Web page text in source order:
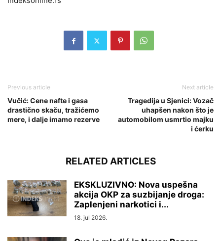
Previous article
Vučić: Cene nafte i gasa
drastično skaču, tražićemo
mere, i dalje imamo rezerve
Next article
Tragedija u Sjenici: Vozač
uhapšen nakon što je
automobilom usmrtio majku
i ćerku
RELATED ARTICLES
EKSKLUZIVNO: Nova uspešna
akcija OKP za suzbijanje droga:
Zaplenjeni narkotici i...
18. jul 2026.